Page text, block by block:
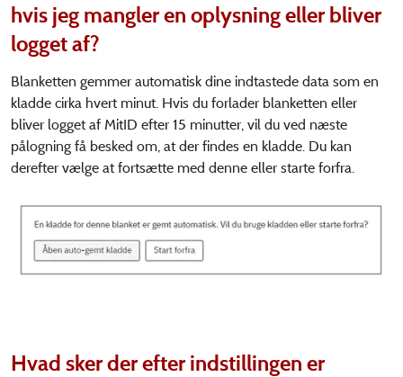
hvis jeg mangler en oplysning eller bliver
logget af?
Blanketten gemmer automatisk dine indtastede data som en
kladde cirka hvert minut. Hvis du forlader blanketten eller
bliver logget af MitID efter 15 minutter, vil du ved næste
pålogning få besked om, at der findes en kladde. Du kan
derefter vælge at fortsætte med denne eller starte forfra.
Hvad sker der efter indstillingen er